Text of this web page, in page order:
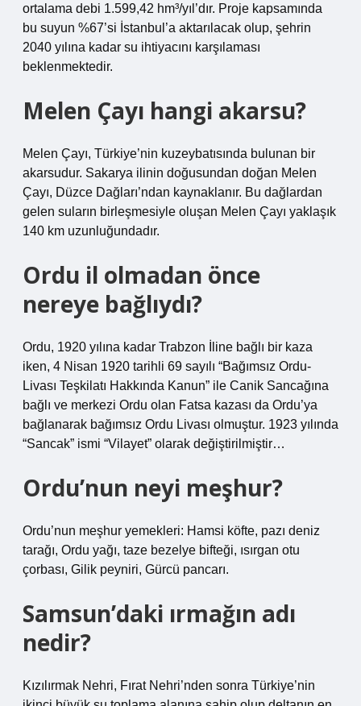
ortalama debi 1.599,42 hm³/yıl’dır. Proje kapsamında
bu suyun %67’si İstanbul’a aktarılacak olup, şehrin
2040 yılına kadar su ihtiyacını karşılaması
beklenmektedir.
Melen Çayı hangi akarsu?
Melen Çayı, Türkiye’nin kuzeybatısında bulunan bir
akarsudur. Sakarya ilinin doğusundan doğan Melen
Çayı, Düzce Dağları’ndan kaynaklanır. Bu dağlardan
gelen suların birleşmesiyle oluşan Melen Çayı yaklaşık
140 km uzunluğundadır.
Ordu il olmadan önce
nereye bağlıydı?
Ordu, 1920 yılına kadar Trabzon İline bağlı bir kaza
iken, 4 Nisan 1920 tarihli 69 sayılı “Bağımsız Ordu-
Livası Teşkilatı Hakkında Kanun” ile Canik Sancağına
bağlı ve merkezi Ordu olan Fatsa kazası da Ordu’ya
bağlanarak bağımsız Ordu Livası olmuştur. 1923 yılında
“Sancak” ismi “Vilayet” olarak değiştirilmiştir…
Ordu’nun neyi meşhur?
Ordu’nun meşhur yemekleri: Hamsi köfte, pazı deniz
tarağı, Ordu yağı, taze bezelye bifteği, ısırgan otu
çorbası, Gilik peyniri, Gürcü pancarı.
Samsun’daki ırmağın adı
nedir?
Kızılırmak Nehri, Fırat Nehri’nden sonra Türkiye’nin